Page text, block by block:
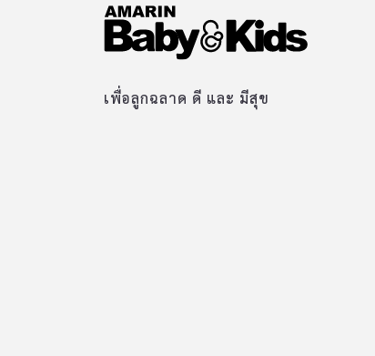
เพื่อลูกฉลาด ดี และ มีสุข